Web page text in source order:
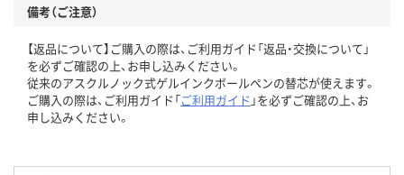
備考（ご注意）
【返品について】ご購入の際は、ご利用ガイド「返品・交換について」
を必ずご確認の上、お申し込みください。
従来のアスクルノック式ゲルインクボールペンの替芯が使えます。
ご購入の際は、ご利用ガイド「ご利用ガイド 」を必ずご確認の上、お
申し込みください。